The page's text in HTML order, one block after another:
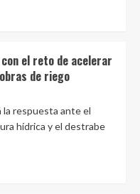
con el reto de acelerar
de riego
la respuesta ante el
hídrica y el destrabe